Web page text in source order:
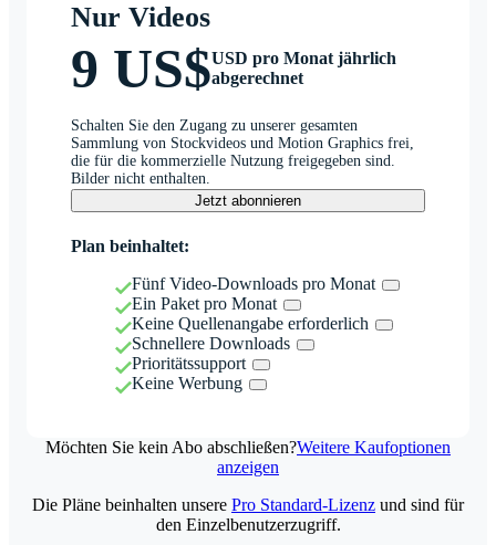
Nur Videos
9 US$USD pro Monat jährlich
abgerechnet
Schalten Sie den Zugang zu unserer gesamten
Sammlung von Stockvideos und Motion Graphics frei,
die für die kommerzielle Nutzung freigegeben sind.
Bilder nicht enthalten.
Jetzt abonnieren
Plan beinhaltet:
Fünf Video-Downloads pro Monat
Ein Paket pro Monat
Keine Quellenangabe erforderlich
Schnellere Downloads
Prioritätssupport
Keine Werbung
Möchten Sie kein Abo abschließen?Weitere Kaufoptionen
anzeigen
Die Pläne beinhalten unsere Pro Standard-Lizenz und sind für
den Einzelbenutzerzugriff.